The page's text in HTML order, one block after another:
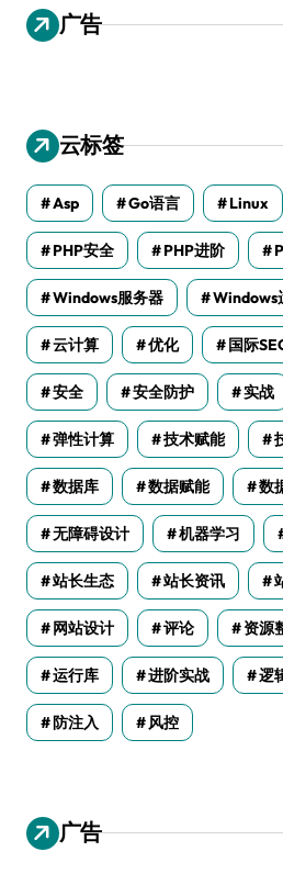
广告
云标签
Asp Go语言 Linux
PHP安全 PHP进阶
Windows服务器 Windows
云计算 优化 国际
安全 安全防护 实战
弹性计算 技术赋能
数据库 数据赋能 数
无障碍设计 机器学习
站长生态 站长资讯
网站设计 评论 资源
运行库 进阶实战 逻
防注入 风控
广告